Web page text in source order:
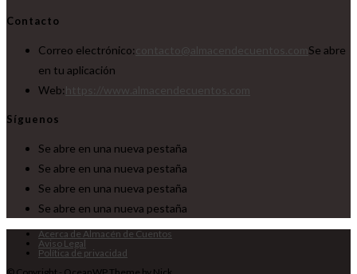
Contacto
Correo electrónico:
Se abre
en tu aplicación
Web:
Síguenos
Se abre en una nueva pestaña
Se abre en una nueva pestaña
Se abre en una nueva pestaña
Se abre en una nueva pestaña
Acerca de Almacén de Cuentos
Aviso Legal
Política de privacidad